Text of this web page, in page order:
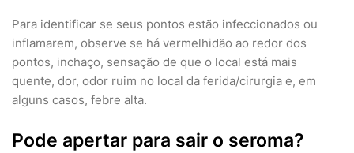
Para identificar se seus pontos estão infeccionados ou
inflamarem, observe se há vermelhidão ao redor dos
pontos, inchaço, sensação de que o local está mais
quente, dor, odor ruim no local da ferida/cirurgia e, em
alguns casos, febre alta.
Pode apertar para sair o seroma?